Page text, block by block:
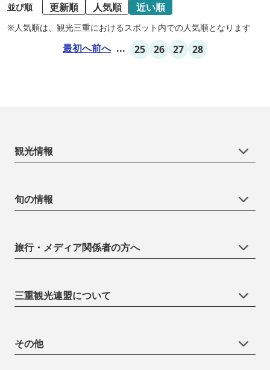
並び順 更新順 人気順 近い順
※人気順は、観光三重におけるスポット内での人気順となります
最初へ前へ ... 25 26 27 28
観光情報
旬の情報
旅行・メディア関係者の方へ
三重観光連盟について
その他